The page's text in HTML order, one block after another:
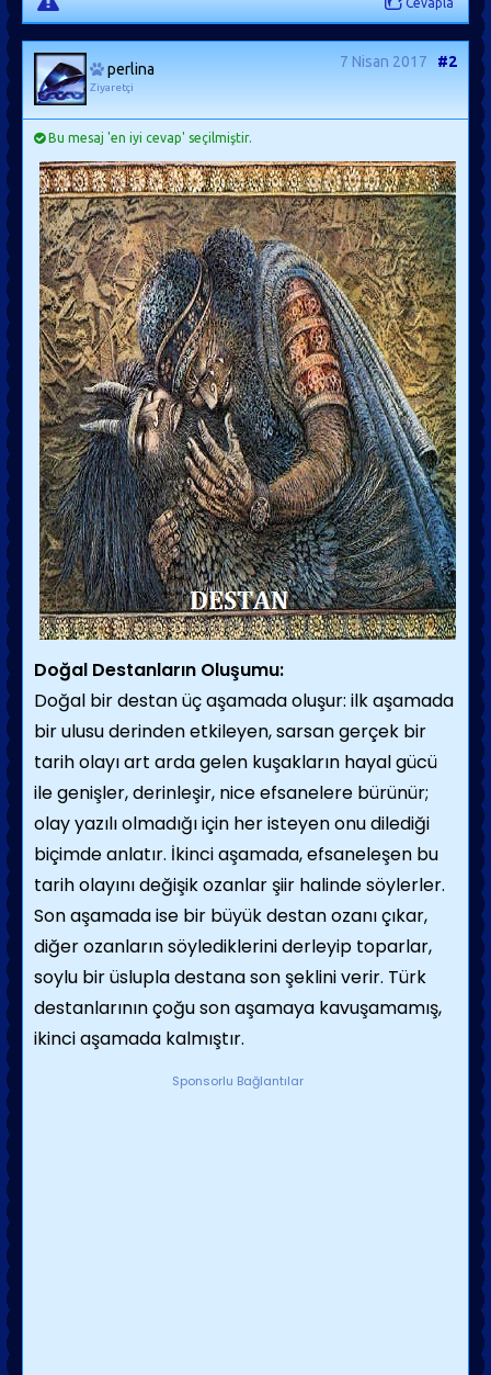
perlina
Ziyaretçi
7 Nisan 2017 #2
Bu mesaj 'en iyi cevap' seçilmiştir.
Doğal Destanların Oluşumu:
Doğal bir destan üç aşamada oluşur: ilk aşamada
bir ulusu derinden etkileyen, sarsan gerçek bir
tarih olayı art arda gelen kuşakların ha­yal gücü
ile genişler, derinleşir, nice efsanelere bürünür;
olay yazılı olmadığı için her isteyen onu dilediği
biçimde anlatır. İkinci aşamada, efsaneleşen bu
tarih olayını değişik ozanlar şiir halinde söylerler.
Son aşamada ise bir büyük destan oza­nı çıkar,
diğer ozanların söylediklerini derleyip to­parlar,
soylu bir üslupla destana son şeklini verir. Türk
destanlarının çoğu son aşamaya kavuşama­mış,
ikinci aşamada kalmıştır.
Sponsorlu Bağlantılar